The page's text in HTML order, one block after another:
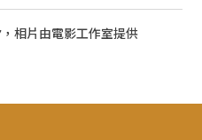
相片由電影工作室提供